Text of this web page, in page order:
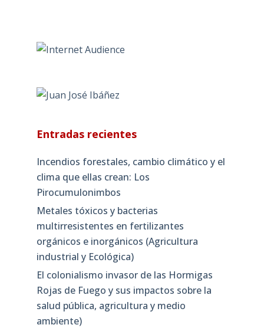
Entradas recientes
Incendios forestales, cambio climático y el
clima que ellas crean: Los
Pirocumulonimbos
Metales tóxicos y bacterias
multirresistentes en fertilizantes
orgánicos e inorgánicos (Agricultura
industrial y Ecológica)
El colonialismo invasor de las Hormigas
Rojas de Fuego y sus impactos sobre la
salud pública, agricultura y medio
ambiente)